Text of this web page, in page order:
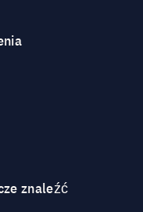
znaleźć